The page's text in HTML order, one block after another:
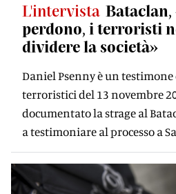
L'intervista Bataclan,
perdono, i terroristi
dividere la società»
Daniel Psenny è un
terroristici del 13 novembre
documentato la strage al
a testimoniare al processo a